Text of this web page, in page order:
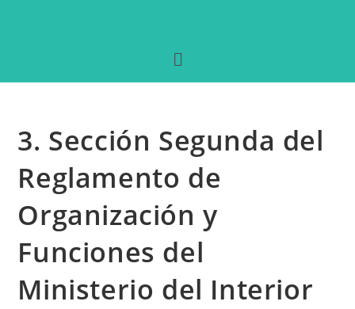
3. Sección Segunda del
Reglamento de
Organización y
Funciones del
Ministerio del Interior